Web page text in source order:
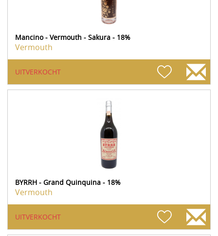
Mancino - Vermouth - Sakura - 18%
Vermouth
UITVERKOCHT
BYRRH - Grand Quinquina - 18%
Vermouth
UITVERKOCHT